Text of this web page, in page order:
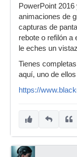
PowerPoint
animaciones de
capturas de
rebote o refilón a
le eches un
Tienes
aquí, uno de
https://